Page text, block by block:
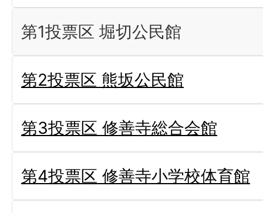
第1投票区 堀切公民館
第2投票区 熊坂公民館
第3投票区 修善寺総合会館
第4投票区 修善寺小学校体育館